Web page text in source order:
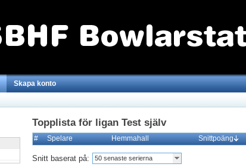
Skapa konto
Topplista för ligan Test själv
# Spelare Hemmahall Snittpoäng
Snitt baserat på: 50 senaste serierna